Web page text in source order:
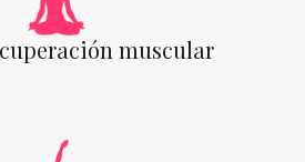
muscular